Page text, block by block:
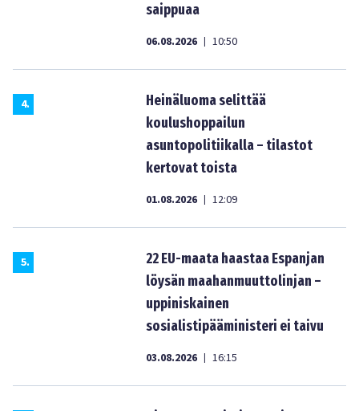
saippuaa
06.08.2026 | 10:50
4.
Heinäluoma selittää
koulushoppailun
asuntopolitiikalla – tilastot
kertovat toista
01.08.2026 | 12:09
5.
22 EU-maata haastaa Espanjan
löysän maahanmuuttolinjan –
uppiniskainen
sosialistipääministeri ei taivu
03.08.2026 | 16:15